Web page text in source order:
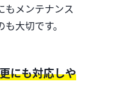
もメンテナンス
大切です。
にも対応しや